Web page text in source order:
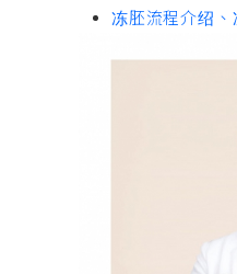
冻胚流程介绍